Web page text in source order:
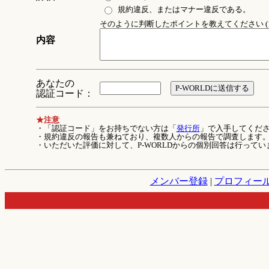
規約違反、またはマナー違反である。
内容
そのように判断したポイントを教えてください
あなたの
認証コード：
★注意
・「認証コード」をお持ちでない方は「 発行所」で入手してくだ
・規約違反の報告も兼ねており、複数人からの報告で調査します
・いただいた評価に対して、P-WORLDからの個別回答は行ってい
メンバー登録| プロフィー